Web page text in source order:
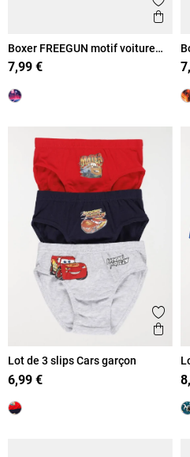
Boxer FREEGUN motif voiture
garçon
7,99 €
Lot de 3 slips Cars garçon
6,99 €